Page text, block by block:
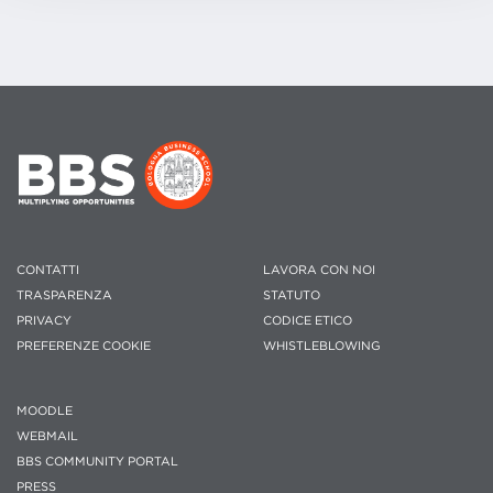
CONTATTI
TRASPARENZA
PRIVACY
PREFERENZE COOKIE
LAVORA CON NOI
STATUTO
CODICE ETICO
WHISTLEBLOWING
MOODLE
WEBMAIL
BBS COMMUNITY PORTAL
PRESS